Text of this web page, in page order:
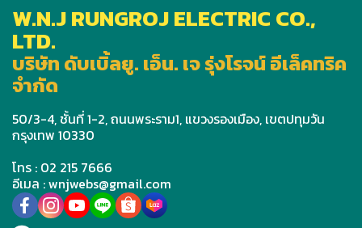
W.N.J RUNGROJ ELECTRIC CO.,
LTD.
บริษัท ดับเบิ้ลยู. เอ็น. เจ รุ่งโรจน์ อีเล็คทริค
จำกัด
50/3-4, ชั้นที่ 1-2, ถนนพระราม1, แขวงรองเมือง, เขตปทุมวัน
กรุงเทพ 10330
โทร : 02 215 7666
อีเมล : wnjwebs@gmail.com